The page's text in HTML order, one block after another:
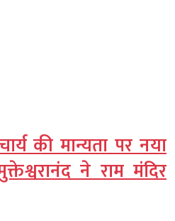
की मान्यता पर नया
ने राम मंदिर